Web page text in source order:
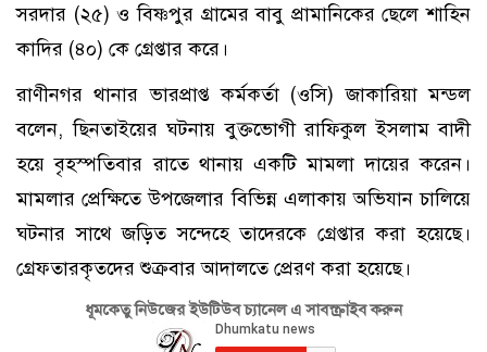
সরদার (২৫) ও বিষ্ণপুর গ্রামের বাবু প্রামানিকের ছেলে শাহিন
কাদির (৪০) কে গ্রেপ্তার করে।
রাণীনগর থানার ভারপ্রাপ্ত কর্মকর্তা (ওসি) জাকারিয়া মন্ডল
বলেন, ছিনতাইয়ের ঘটনায় বুক্তভোগী রাফিকুল ইসলাম বাদী
হয়ে বৃহস্পতিবার রাতে থানায় একটি মামলা দায়ের করেন।
মামলার প্রেক্ষিতে উপজেলার বিভিন্ন এলাকায় অভিযান চালিয়ে
ঘটনার সাথে জড়িত সন্দেহে তাদেরকে গ্রেপ্তার করা হয়েছে।
গ্রেফতারকৃতদের শুক্রবার আদালতে প্রেরণ করা হয়েছে।
ধূমকেতু নিউজের ইউটিউব চ্যানেল এ সাবস্ক্রাইব করুন